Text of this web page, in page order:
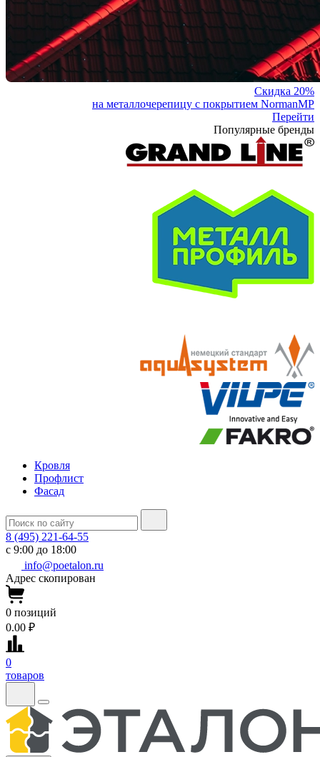
Скидка 20%
на металлочерепицу с покрытием NormanMP
Перейти
Популярные бренды
Кровля
Профлист
Фасад
8 (495) 221-64-55
с 9:00 до 18:00
info@poetalon.ru
Адрес скопирован
0 позиций
0.00 ₽
0
товаров